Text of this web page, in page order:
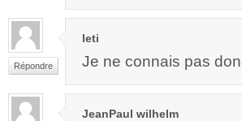
Répondre
leti
Je ne connais pas
JeanPaul wilhelm